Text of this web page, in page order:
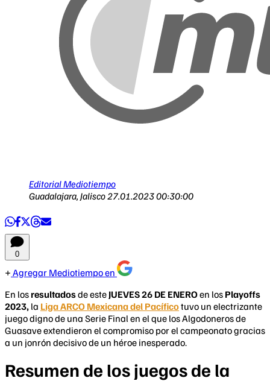
Editorial Mediotiempo
Guadalajara, Jalisco27.01.2023 00:30:00
0
Agregar Mediotiempo en
En los resultadosde este JUEVES 26 DE ENEROen los Playoffs
2023, la Liga ARCO Mexicana del Pacíficotuvo un electrizante
juego digno de una Serie Final en el que los Algodoneros de
Guasave extendieron el compromiso por el campeonato gracias
a un jonrón decisivo de un héroe inesperado.
Resumen de los juegos de la